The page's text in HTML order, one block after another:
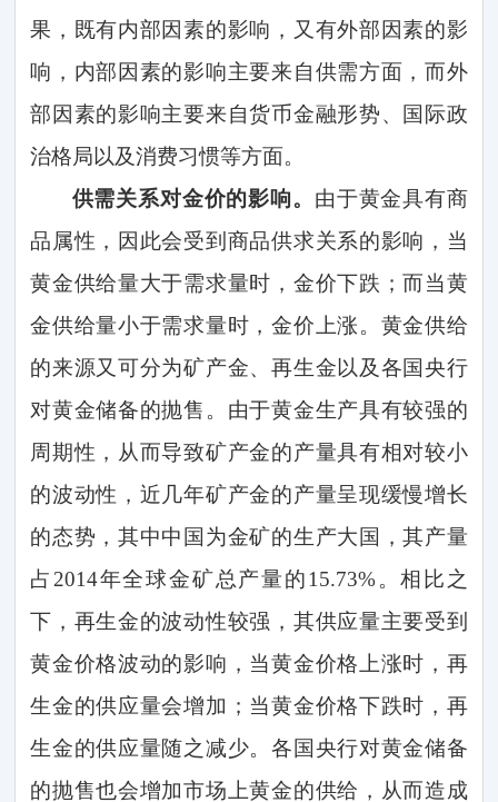
果，既有内部因素的影响，又有外部因素的影
响，内部因素的影响主要来自供需方面，而外
部因素的影响主要来自货币金融形势、国际政
治格局以及消费习惯等方面。
供需关系对金价的影响。 由于黄金具有商
品属性，因此会受到商品供求关系的影响，当
黄金供给量大于需求量时，金价下跌；而当黄
金供给量小于需求量时，金价上涨。黄金供给
的来源又可分为矿产金、再生金以及各国央行
对黄金储备的抛售。由于黄金生产具有较强的
周期性，从而导致矿产金的产量具有相对较小
的波动性，近几年矿产金的产量呈现缓慢增长
的态势，其中中国为金矿的生产大国，其产量
占 2014年全球金矿总产量的15.73%。相比之
下，再生金的波动性较强，其供应量主要受到
黄金价格波动的影响，当黄金价格上涨时，再
生金的供应量会增加；当黄金价格下跌时，再
生金的供应量随之减少。各国央行对黄金储备
的抛售也会增加市场上黄金的供给，从而造成